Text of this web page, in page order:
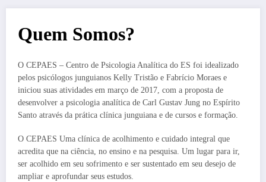
Quem Somos?
O CEPAES – Centro de Psicologia Analítica do ES foi idealizado
pelos psicólogos junguianos Kelly Tristão e Fabrício Moraes e
iniciou suas atividades em março de 2017, com a proposta de
desenvolver a psicologia analítica de Carl Gustav Jung no Espírito
Santo através da prática clínica junguiana e de cursos e formação.
O CEPAES Uma clínica de acolhimento e cuidado integral que
acredita que na ciência, no ensino e na pesquisa. Um lugar para ir,
ser acolhido em seu sofrimento e ser sustentado em seu desejo de
ampliar e aprofundar seus estudos.